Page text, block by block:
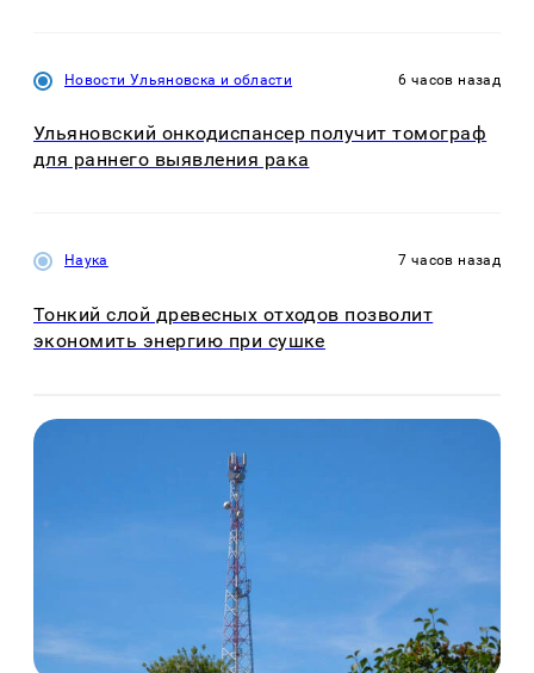
Новости Ульяновска и области 6 часов назад
Ульяновский онкодиспансер получит томограф
для раннего выявления рака
Наука 7 часов назад
Тонкий слой древесных отходов позволит
экономить энергию при сушке